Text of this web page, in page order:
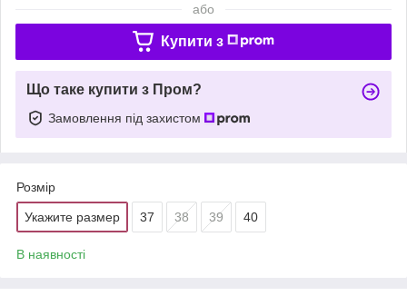
або
Купити з
Що таке купити з Пром?
Замовлення під захистом
Розмір
Укажите размер 37 38 39 40
В наявності